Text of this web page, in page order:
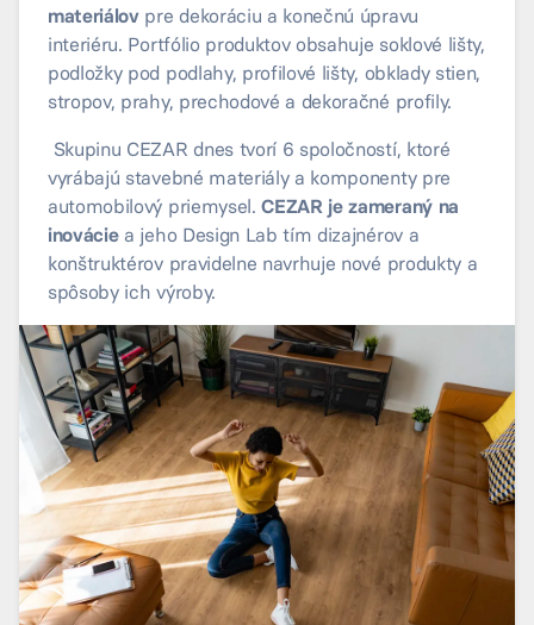
materiálovpre dekoráciu a konečnú úpravu
interiéru. Portfólio produktov obsahuje soklové lišty,
podložky pod podlahy, profilové lišty, obklady stien,
stropov, prahy, prechodové a dekoračné profily.
Skupinu CEZAR dnes tvorí 6 spoločností, ktoré
vyrábajú stavebné materiály a komponenty pre
automobilový priemysel.CEZAR je zameraný na
inováciea jeho Design Lab tím dizajnérov a
konštruktérov pravidelne navrhuje nové produkty a
spôsoby ich výroby.